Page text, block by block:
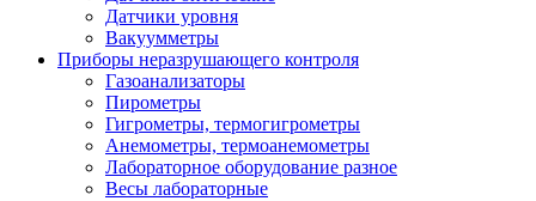
Датчики уровня
Вакуумметры
Приборы неразрушающего контроля
Газоанализаторы
Пирометры
Гигрометры, термогигрометры
Анемометры, термоанемометры
Лабораторное оборудование разное
Весы лабораторные